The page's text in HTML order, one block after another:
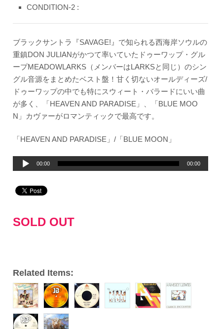
CONDITION-2 :
ブラックサントラ『SAVAGE!』で知られる西海岸ソウルの
重鎮DON JULIANがかつて率いていたドゥーワップ・グル
ープMEADOWLARKS（メンバーはLARKSと同じ）のシン
グル音源をまとめたベスト盤！甘く切ないオールディーズ/
ドゥーワップの中でも特にスウィート・バラードにいい曲
が多く、「HEAVEN AND PARADISE」、「BLUE MOO
N」カヴァーがロマンティックで最高です。
「HEAVEN AND PARADISE」/「BLUE MOON」
プ
ヤ
00:00 00:00
SOLD OUT
Related Items: